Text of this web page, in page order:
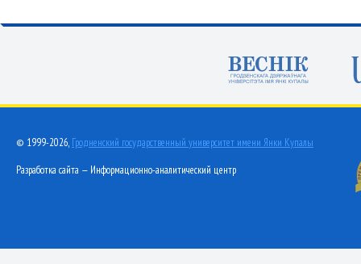
© 1999-2026, Гродненский государственный университет имени Янки Купалы
Разработка сайта — Информационно-аналитический центр